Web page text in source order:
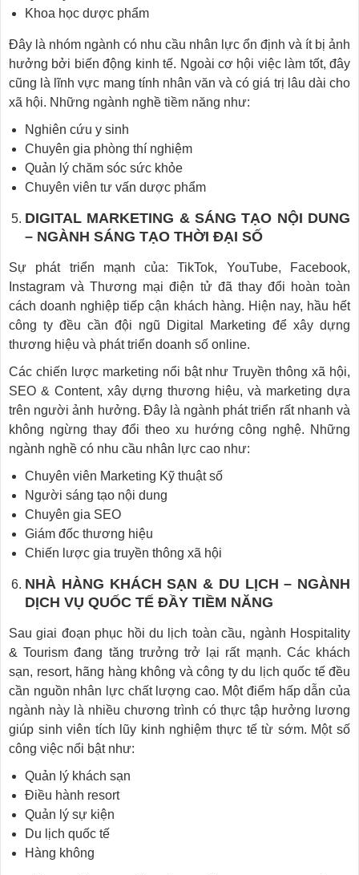
Khoa học dược phẩm
Đây là nhóm ngành có nhu cầu nhân lực ổn định và ít bị ảnh
hưởng bởi biến động kinh tế. Ngoài cơ hội việc làm tốt, đây
cũng là lĩnh vực mang tính nhân văn và có giá trị lâu dài cho
xã hội. Những ngành nghề tiềm năng như:
Nghiên cứu y sinh
Chuyên gia phòng thí nghiệm
Quản lý chăm sóc sức khỏe
Chuyên viên tư vấn dược phẩm
DIGITAL MARKETING & SÁNG TẠO NỘI DUNG
– NGÀNH SÁNG TẠO THỜI ĐẠI SỐ
Sự phát triển mạnh của: TikTok, YouTube, Facebook,
Instagram và Thương mại điện tử đã thay đổi hoàn toàn
cách doanh nghiệp tiếp cận khách hàng. Hiện nay, hầu hết
công ty đều cần đội ngũ Digital Marketing để xây dựng
thương hiệu và phát triển doanh số online.
Các chiến lược marketing nổi bật như Truyền thông xã hội,
SEO & Content, xây dựng thương hiệu, và marketing dựa
trên người ảnh hưởng. Đây là ngành phát triển rất nhanh và
không ngừng thay đổi theo xu hướng công nghệ. Những
ngành nghề có nhu cầu nhân lực cao như:
Chuyên viên Marketing Kỹ thuật số
Người sáng tạo nội dung
Chuyên gia SEO
Giám đốc thương hiệu
Chiến lược gia truyền thông xã hội
NHÀ HÀNG KHÁCH SẠN & DU LỊCH – NGÀNH
DỊCH VỤ QUỐC TẾ ĐẦY TIỀM NĂNG
Sau giai đoạn phục hồi du lịch toàn cầu, ngành Hospitality
& Tourism đang tăng trưởng trở lại rất mạnh. Các khách
sạn, resort, hãng hàng không và công ty du lịch quốc tế đều
cần nguồn nhân lực chất lượng cao. Một điểm hấp dẫn của
ngành này là nhiều chương trình có thực tập hưởng lương
giúp sinh viên tích lũy kinh nghiệm thực tế từ sớm. Một số
công việc nổi bật như:
Quản lý khách sạn
Điều hành resort
Quản lý sự kiện
Du lịch quốc tế
Hàng không